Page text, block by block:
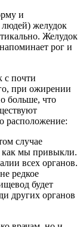
и
людей) желудок
Желудок
рог и
почти
при ожирении
больше, что
расположение:
случае
как мы привыкли.
всех органов.
редкое
будет
других органов